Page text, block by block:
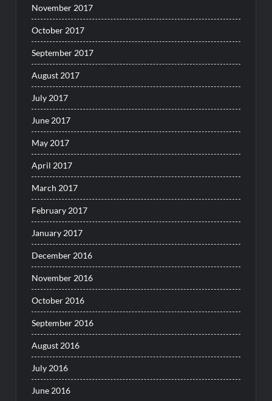
November 2017
October 2017
September 2017
August 2017
July 2017
June 2017
May 2017
April 2017
March 2017
February 2017
January 2017
December 2016
November 2016
October 2016
September 2016
August 2016
July 2016
June 2016